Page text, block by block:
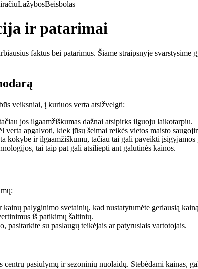
LažybosBeisbolas
ir patarimai
faktus bei patarimus. Šiame straipsnyje
veiksniai, į kuriuos verta atsižvelgti:
jos ilgaamžiškumas dažnai atsipirks ilguoju laikotarpiu.
verta apgalvoti, kiek jūsų šeimai reikės vietos maisto
kokybe ir ilgaamžiškumu, tačiau tai gali paveikti įsigyjamos
tai taip pat gali atsiliepti ant galutinės kainos.
palyginimo svetainių, kad nustatytumėte geriausią
iš patikimų šaltinių.
pasitarkite su paslaugų teikėjais ar patyrusiais vartotojais.
pasiūlymų ir sezoninių nuolaidų. Stebėdami kainas,